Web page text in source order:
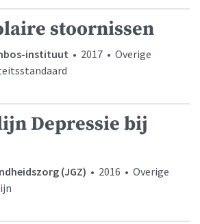
stoornissen
instituut • 2017 • Overige
Depressie bij
(JGZ) • 2016 • Overige